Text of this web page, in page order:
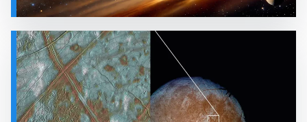
SVEMIR